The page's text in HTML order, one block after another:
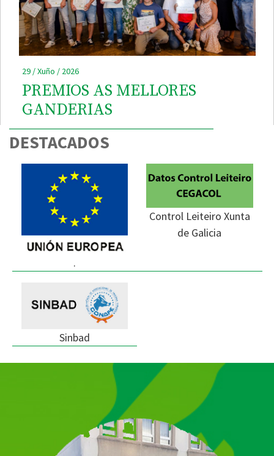
29 / Xuño / 2026
PREMIOS AS MELLORES
GANDERIAS
DESTACADOS
.
Control Leiteiro Xunta
de Galicia
Sinbad